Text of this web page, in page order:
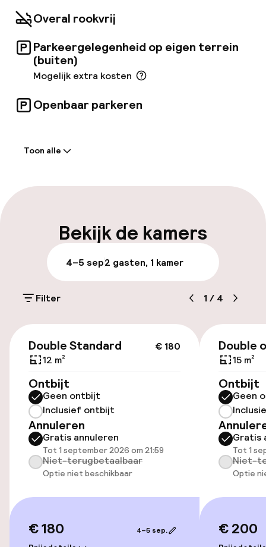
Overal rookvrij
Parkeergelegenheid op eigen terrein
(buiten)
Mogelijk extra kosten
Openbaar parkeren
Meertalige medewerkers
Parkeren & mobiliteit
Parkeergelegenheid op eigen terrein
(buiten)
Openbaar parkeren
Toegankelijkheid
Overal rolstoeltoegankelijk
Lift
Entertainment
TV lounge
Toon alle
Bekijk de kamers
4–5 sep2 gasten, 1 kamer
Filter 1 / 4
€ 180
Double Standard
12 m²
Ontbijt
Geen ontbijt
Inclusief ontbijt
Annuleren
Gratis annuleren
Tot 1 september 2026 om 21:59
Niet-terugbetaalbaar
Optie niet beschikbaar
€ 180 4–5 sep.
Double
15 m²
Ontbijt
Geen
Gratis
Tot 1
Niet-
Optie
€ 200